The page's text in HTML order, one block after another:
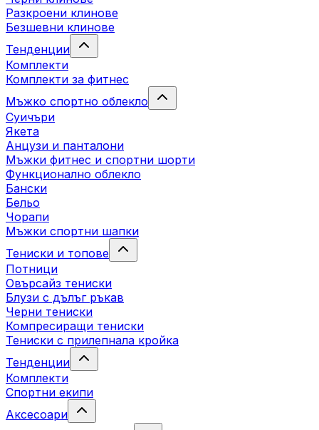
Разкроени клинове
Безшевни клинове
Тенденции
Комплекти
Комплекти за фитнес
Мъжко спортно облекло
Суичъри
Якета
Aнцузи и панталони
Mъжки фитнес и спортни шорти
Функционално облекло
Бански
Бельо
Чорапи
Mъжки спортни шапки
Тениски и топове
Потници
Овърсайз тениски
Блузи с дълъг ръкав
Черни тениски
Компресиращи тениски
Тениски с прилепнала кройка
Тенденции
Комплекти
Спортни екипи
Аксесоари